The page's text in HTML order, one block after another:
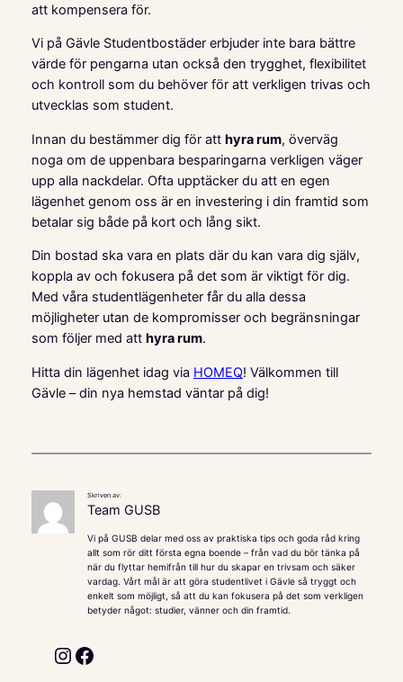
att kompensera för.
Vi på Gävle Studentbostäder erbjuder inte bara bättre
värde för pengarna utan också den trygghet, flexibilitet
och kontroll som du behöver för att verkligen trivas och
utvecklas som student.
Innan du bestämmer dig för att hyra rum, överväg
noga om de uppenbara besparingarna verkligen väger
upp alla nackdelar. Ofta upptäcker du att en egen
lägenhet genom oss är en investering i din framtid som
betalar sig både på kort och lång sikt.
Din bostad ska vara en plats där du kan vara dig själv,
koppla av och fokusera på det som är viktigt för dig.
Med våra studentlägenheter får du alla dessa
möjligheter utan de kompromisser och begränsningar
som följer med att hyra rum.
Hitta din lägenhet idag via HOMEQ! Välkommen till
Gävle – din nya hemstad väntar på dig!
Skriven av:
Team GUSB
Vi på GUSB delar med oss av praktiska tips och goda råd kring
allt som rör ditt första egna boende – från vad du bör tänka på
när du flyttar hemifrån till hur du skapar en trivsam och säker
vardag. Vårt mål är att göra studentlivet i Gävle så tryggt och
enkelt som möjligt, så att du kan fokusera på det som verkligen
betyder något: studier, vänner och din framtid.
Instagram Facebook